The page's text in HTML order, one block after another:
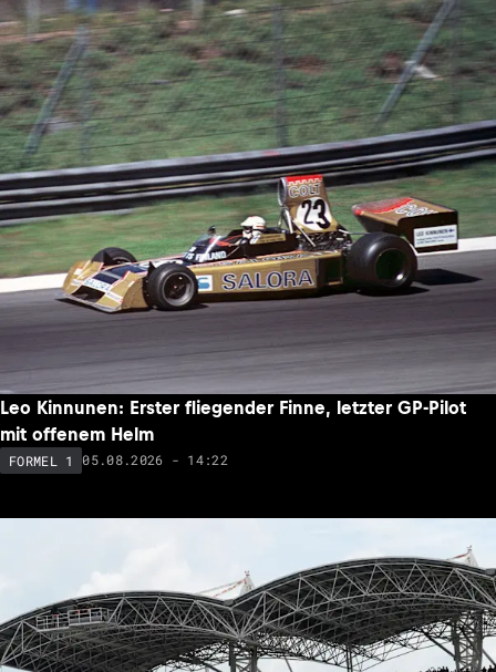
Leo Kinnunen: Erster fliegender Finne, letzter GP-Pilot
mit offenem Helm
FORMEL 1 05.08.2026 - 14:22